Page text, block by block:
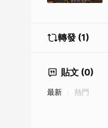
轉發 (1)
貼文 (0)
最新 熱門